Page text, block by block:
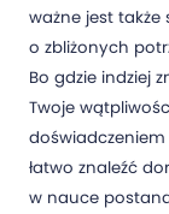
ważne jest
o zbliżonych
Bo gdzie indziej
Twoje
łatwo znaleźć
w nauce